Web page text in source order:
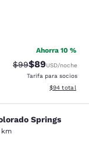
483 reseñas
Ahorra 10 %
Precio tachado:
$99Precio con
$89USD/noche
Tarifa para socios
Ver detalles
$94 total
Springs
km
452 reseñas